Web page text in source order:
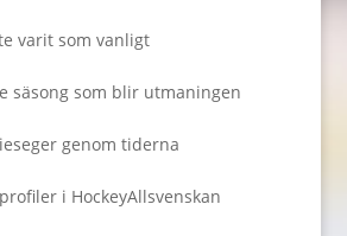
varit som vanligt
säsong som blir utmaningen
genom tiderna
i HockeyAllsvenskan